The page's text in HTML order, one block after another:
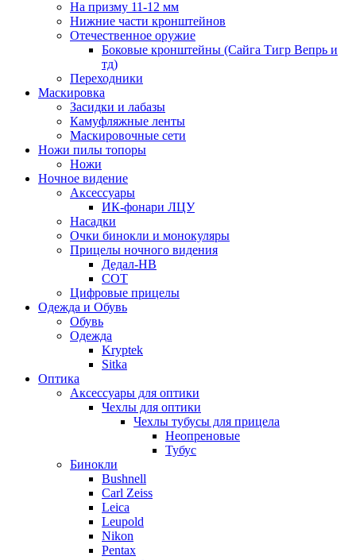
На призму 11-12 мм
Нижние части кронштейнов
Отечественное оружие
Боковые кронштейны (Сайга Тигр Вепрь и
тд)
Переходники
Маскировка
Засидки и лабазы
Камуфляжные ленты
Маскировочные сети
Ножи пилы топоры
Ножи
Ночное видение
Аксессуары
ИК-фонари ЛЦУ
Насадки
Очки бинокли и монокуляры
Прицелы ночного видения
Дедал-НВ
СОТ
Цифровые прицелы
Одежда и Обувь
Обувь
Одежда
Kryptek
Sitka
Оптика
Аксессуары для оптики
Чехлы для оптики
Чехлы тубусы для прицела
Неопреновые
Тубус
Бинокли
Bushnell
Carl Zeiss
Leica
Leupold
Nikon
Pentax